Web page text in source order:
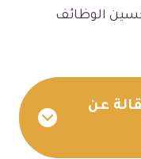
الوظائف
عن